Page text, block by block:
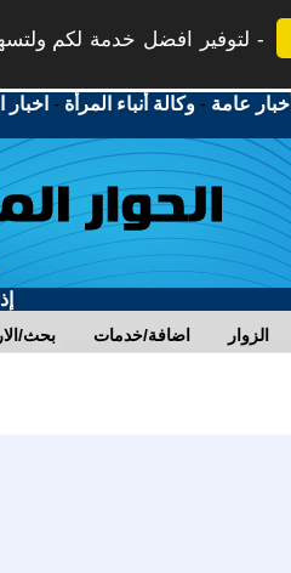
لتوفير افضل خدمة لكم
أخبار عامة -وكالة أنباء المرأة -
بحث/ اضافة/خدمات الزوار